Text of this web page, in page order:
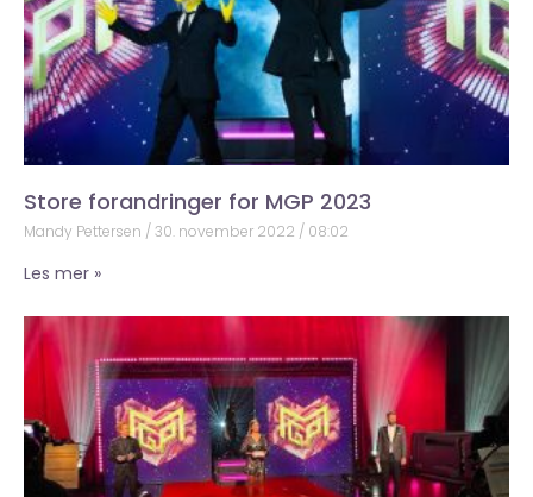
Store forandringer for MGP 2023
Mandy Pettersen 30. november 2022 08:02
Les mer »